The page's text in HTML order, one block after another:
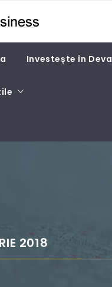
Investește în Deva
2018